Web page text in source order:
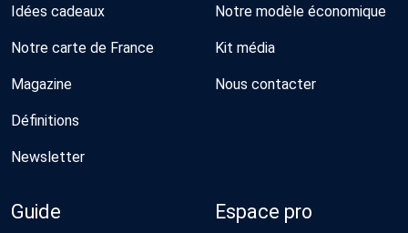
Idées cadeaux
Notre carte de France
Magazine
Définitions
Newsletter
Notre modèle économique
Kit média
Nous contacter
Guide Espace pro